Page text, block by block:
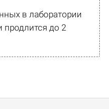
в лаборатории
продлится до 2